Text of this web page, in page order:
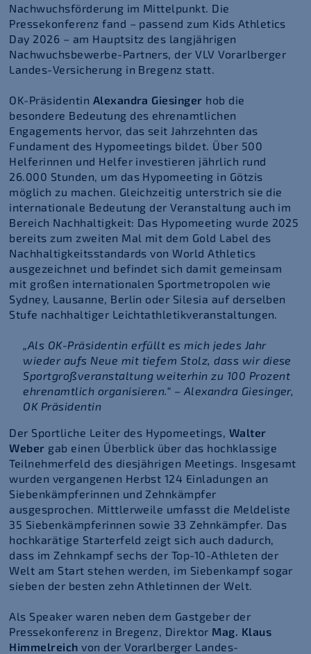
Nachwuchsförderung im Mittelpunkt. Die
Pressekonferenz fand – passend zum Kids Athletics
Day 2026 – am Hauptsitz des langjährigen
Nachwuchsbewerbe-Partners, der VLV Vorarlberger
Landes-Versicherung in Bregenz statt.
OK-Präsidentin Alexandra Giesinger hob die
besondere Bedeutung des ehrenamtlichen
Engagements hervor, das seit Jahrzehnten das
Fundament des Hypomeetings bildet. Über 500
Helferinnen und Helfer investieren jährlich rund
26.000 Stunden, um das Hypomeeting in Götzis
möglich zu machen. Gleichzeitig unterstrich sie die
internationale Bedeutung der Veranstaltung auch im
Bereich Nachhaltigkeit: Das Hypomeeting wurde 2025
bereits zum zweiten Mal mit dem Gold Label des
Nachhaltigkeitsstandards von World Athletics
ausgezeichnet und befindet sich damit gemeinsam
mit großen internationalen Sportmetropolen wie
Sydney, Lausanne, Berlin oder Silesia auf derselben
Stufe nachhaltiger Leichtathletikveranstaltungen.
„Als OK-Präsidentin erfüllt es mich jedes Jahr
wieder aufs Neue mit tiefem Stolz, dass wir diese
Sportgroßveranstaltung weiterhin zu 100 Prozent
ehrenamtlich organisieren.“ – Alexandra Giesinger,
OK Präsidentin
Der Sportliche Leiter des Hypomeetings, Walter
Weber gab einen Überblick über das hochklassige
Teilnehmerfeld des diesjährigen Meetings. Insgesamt
wurden vergangenen Herbst 124 Einladungen an
Siebenkämpferinnen und Zehnkämpfer
ausgesprochen. Mittlerweile umfasst die Meldeliste
35 Siebenkämpferinnen sowie 33 Zehnkämpfer. Das
hochkarätige Starterfeld zeigt sich auch dadurch,
dass im Zehnkampf sechs der Top-10-Athleten der
Welt am Start stehen werden, im Siebenkampf sogar
sieben der besten zehn Athletinnen der Welt.
Als Speaker waren neben dem Gastgeber der
Pressekonferenz in Bregenz, Direktor Mag. Klaus
Himmelreich von der Vorarlberger Landes-